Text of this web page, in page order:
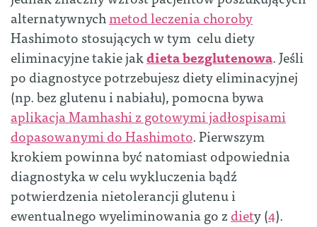
alternatywnychmetod leczenia choroby
Hashimoto stosujących w tym celu diety
eliminacyjne takie jakdieta bezglutenowa. Jeśli
po diagnostyce potrzebujesz diety eliminacyjnej
(np. bez glutenu i nabiału), pomocna bywa
aplikacja Mamhashi z gotowymi jadłospisami
dopasowanymi do Hashimoto. Pierwszym
krokiem powinna być natomiast odpowiednia
diagnostyka w celu wykluczenia bądź
potwierdzenia nietolerancji glutenu i
ewentualnego wyeliminowania go zdiety (4).